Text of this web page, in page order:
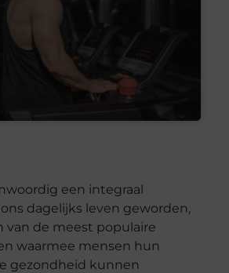
een integraal
dagelijks leven geworden,
van de meest populaire
waarmee mensen hun
gezondheid kunnen